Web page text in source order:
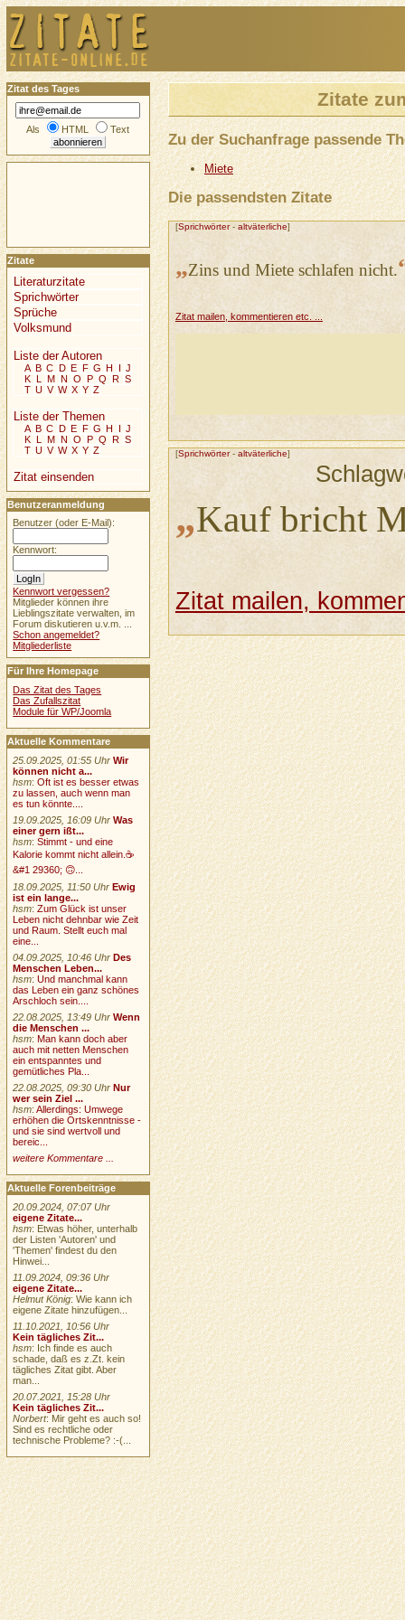
Zitate
Zu der Suchanfrage passende
Miete
Die passendsten Zitate
[Sprichwörter- altväterliche]
„Zins und Miete schlafen nicht.
Zitat mailen, kommentieren etc. ...
[Sprichwörter- altväterliche]
„Kauf bricht
Zitat mailen,
Zitat des Tages
Als HTML Text
Zitate
Literaturzitate
Sprichwörter
Sprüche
Volksmund
Liste der Autoren
A B C D E F G H I J
K L M N O P Q R S
T U V W X Y Z
Liste der Themen
A B C D E F G H I J
K L M N O P Q R S
T U V W X Y Z
Zitat einsenden
Benutzeranmeldung
Benutzer (oder E-Mail):
Kennwort:
Kennwort vergessen?
Mitglieder können ihre
Lieblingszitate verwalten, im
Forum diskutieren u.v.m. ...
Schon angemeldet?
Mitgliederliste
Für Ihre Homepage
Das Zitat des Tages
Das Zufallszitat
Module für WP/Joomla
Aktuelle Kommentare
25.09.2025, 01:55 Uhr Wir
können nicht a...
hsm:Oft ist es besser etwas
zu lassen, auch wenn man
es tun könnte....
19.09.2025, 16:09 Uhr Was
einer gern ißt...
hsm:Stimmt - und eine
Kalorie kommt nicht allein.☕
&#1 29360; 🙃...
18.09.2025, 11:50 Uhr Ewig
ist ein lange...
hsm:Zum Glück ist unser
Leben nicht dehnbar wie Zeit
und Raum. Stellt euch mal
eine...
04.09.2025, 10:46 Uhr Des
Menschen Leben...
hsm:Und manchmal kann
das Leben ein ganz schönes
Arschloch sein....
22.08.2025, 13:49 Uhr Wenn
die Menschen ...
hsm:Man kann doch aber
auch mit netten Menschen
ein entspanntes und
gemütliches Pla...
22.08.2025, 09:30 Uhr Nur
wer sein Ziel ...
hsm:Allerdings: Umwege
erhöhen die Ortskenntnisse -
und sie sind wertvoll und
bereic...
weitere Kommentare ...
Aktuelle Forenbeiträge
20.09.2024, 07:07 Uhr
eigene Zitate...
hsm: Etwas höher, unterhalb
der Listen 'Autoren' und
'Themen' findest du den
Hinwei...
11.09.2024, 09:36 Uhr
eigene Zitate...
Helmut König: Wie kann ich
eigene Zitate hinzufügen...
11.10.2021, 10:56 Uhr
Kein tägliches Zit...
hsm: Ich finde es auch
schade, daß es z.Zt. kein
tägliches Zitat gibt. Aber
man...
20.07.2021, 15:28 Uhr
Kein tägliches Zit...
Norbert: Mir geht es auch so!
Sind es rechtliche oder
technische Probleme? :-(...